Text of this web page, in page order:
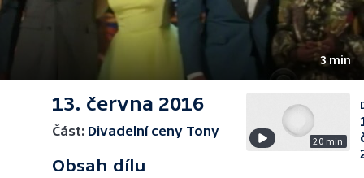
3 min
13. června 2016
Část: Divadelní ceny Tony
Obsah dílu
20 min